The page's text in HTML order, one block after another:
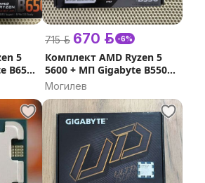
5
B650
715 р. 670 р. -6%
Комплект AMD Ryzen 5
5600 + МП Gigabyte B550M
K
Могилев